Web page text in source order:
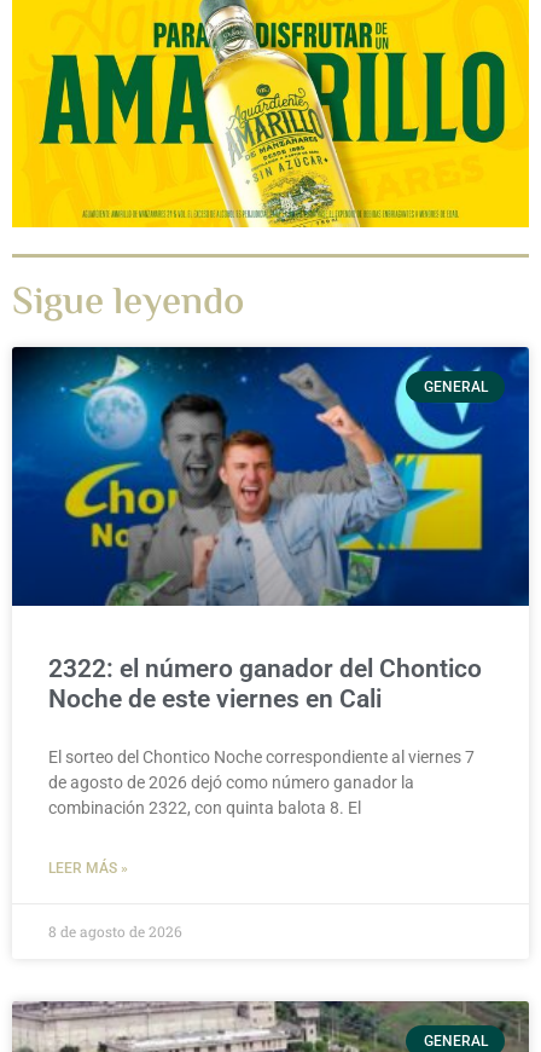
Sigue leyendo
GENERAL
2322: el número ganador del Chontico
Noche de este viernes en Cali
El sorteo del Chontico Noche correspondiente al viernes 7
de agosto de 2026 dejó como número ganador la
combinación 2322, con quinta balota 8. El
LEER MÁS »
8 de agosto de 2026
GENERAL